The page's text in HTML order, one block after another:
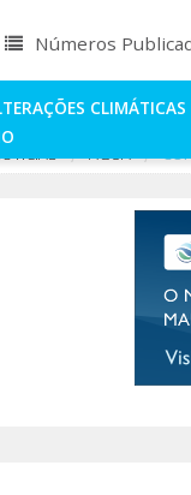
Números
CLIMÁTICAS
ÁGUA